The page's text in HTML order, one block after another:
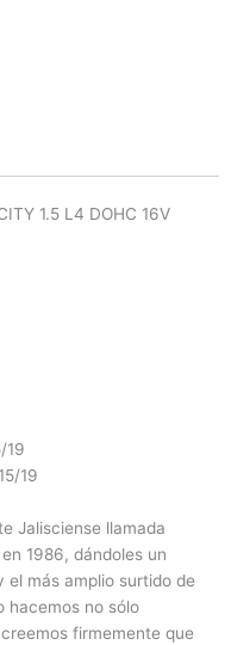
1.5 L4 DOHC 16V
19
19
Jalisciense llamada
1986, dándoles un
el más amplio surtido de
hacemos no sólo
firmemente que